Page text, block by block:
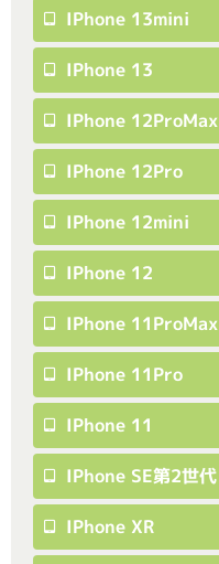
IPhone 13mini
IPhone 13
IPhone 12ProMax
IPhone 12Pro
IPhone 12mini
IPhone 12
IPhone 11ProMax
IPhone 11Pro
IPhone 11
IPhone SE第2世代
IPhone XR